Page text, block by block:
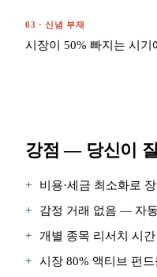
03 ·신념 부재
시장이 50% 빠지는 시
강점 — 당신이
+
비용·세금 최소화로
+
감정 거래 없음 — 자
+
개별 종목 리서치 시간
+
시장 80% 액티브 펀